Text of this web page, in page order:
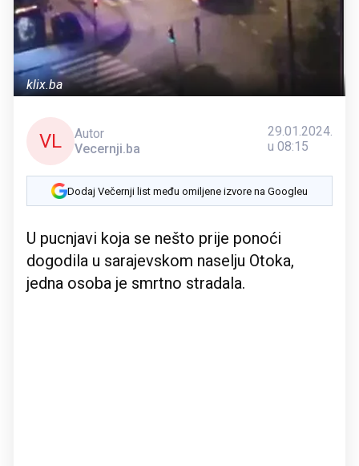
klix.ba
VL
Autor
Vecernji.ba
29.01.2024.
u 08:15
Dodaj Večernji list među omiljene izvore na Googleu
U pucnjavi koja se nešto prije ponoći
dogodila u sarajevskom naselju Otoka,
jedna osoba je smrtno stradala.